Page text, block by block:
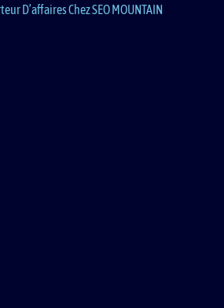
D’affaires Chez SEO MOUNTAIN